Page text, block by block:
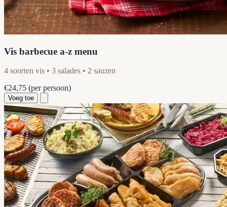
Vis barbecue a-z menu
4 soorten vis • 3 salades • 2 sauzen
€24,75 (per persoon)
Voeg toe